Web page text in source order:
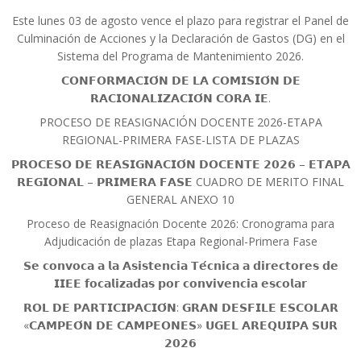
Este lunes 03 de agosto vence el plazo para registrar el Panel de
Culminación de Acciones y la Declaración de Gastos (DG) en el
Sistema del Programa de Mantenimiento 2026.
𝗖𝗢𝗡𝗙𝗢𝗥𝗠𝗔𝗖𝗜𝗢́𝗡 𝗗𝗘 𝗟𝗔 𝗖𝗢𝗠𝗜𝗦𝗜𝗢́𝗡 𝗗𝗘
𝗥𝗔𝗖𝗜𝗢𝗡𝗔𝗟𝗜𝗭𝗔𝗖𝗜𝗢́𝗡 𝗖𝗢𝗥𝗔 𝗜𝗘.
PROCESO DE REASIGNACIÓN DOCENTE 2026-ETAPA
REGIONAL-PRIMERA FASE-LISTA DE PLAZAS
𝗣𝗥𝗢𝗖𝗘𝗦𝗢 𝗗𝗘 𝗥𝗘𝗔𝗦𝗜𝗚𝗡𝗔𝗖𝗜𝗢́𝗡 𝗗𝗢𝗖𝗘𝗡𝗧𝗘 𝟮𝟬𝟮𝟲 – 𝗘𝗧𝗔𝗣𝗔
𝗥𝗘𝗚𝗜𝗢𝗡𝗔𝗟 – 𝗣𝗥𝗜𝗠𝗘𝗥𝗔 𝗙𝗔𝗦𝗘 CUADRO DE MERITO FINAL
GENERAL ANEXO 10
Proceso de Reasignación Docente 2026: Cronograma para
Adjudicación de plazas Etapa Regional-Primera Fase
𝗦𝗲 𝗰𝗼𝗻𝘃𝗼𝗰𝗮 𝗮 𝗹𝗮 𝗔𝘀𝗶𝘀𝘁𝗲𝗻𝗰𝗶𝗮 𝗧𝗲́𝗰𝗻𝗶𝗰𝗮 𝗮 𝗱𝗶𝗿𝗲𝗰𝘁𝗼𝗿𝗲𝘀 𝗱𝗲
𝗜𝗜𝗘𝗘 𝗳𝗼𝗰𝗮𝗹𝗶𝘇𝗮𝗱𝗮𝘀 𝗽𝗼𝗿 𝗰𝗼𝗻𝘃𝗶𝘃𝗲𝗻𝗰𝗶𝗮 𝗲𝘀𝗰𝗼𝗹𝗮𝗿
𝗥𝗢𝗟 𝗗𝗘 𝗣𝗔𝗥𝗧𝗜𝗖𝗜𝗣𝗔𝗖𝗜𝗢́𝗡: 𝗚𝗥𝗔𝗡 𝗗𝗘𝗦𝗙𝗜𝗟𝗘 𝗘𝗦𝗖𝗢𝗟𝗔𝗥
«𝗖𝗔𝗠𝗣𝗘𝗢́𝗡 𝗗𝗘 𝗖𝗔𝗠𝗣𝗘𝗢𝗡𝗘𝗦» 𝗨𝗚𝗘𝗟 𝗔𝗥𝗘𝗤𝗨𝗜𝗣𝗔 𝗦𝗨𝗥
𝟮𝟬𝟮𝟲